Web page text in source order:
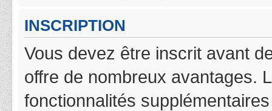
INSCRIPTION
Vous devez être inscrit avant
offre de nombreux avantages.
fonctionnalités